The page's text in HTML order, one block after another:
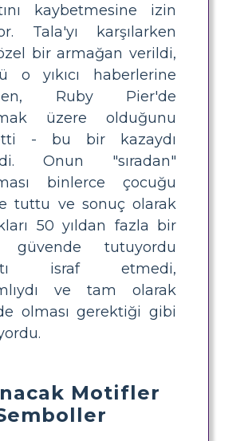
kaybetmesine izin
Tala'yı karşılarken
bir armağan verildi,
o yıkıcı haberlerine
Ruby Pier'de
üzere olduğunu
- bu bir kazaydı
Onun "sıradan"
binlerce çocuğu
tuttu ve sonuç olarak
50 yıldan fazla bir
güvende tutuyordu
israf etmedi,
ve tam olarak
olması gerektiği gibi
Motifler